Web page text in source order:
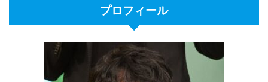
プロフィール